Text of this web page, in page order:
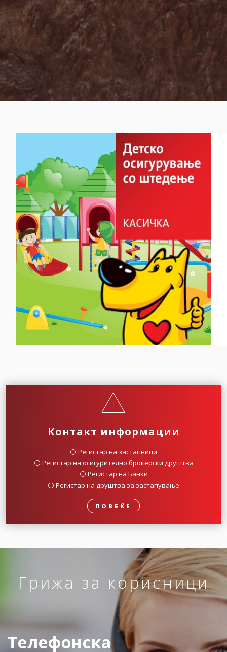
Контакт информации
⚪️ Регистар на застапници
⚪️ Регистар на осигурително брокерски друштва
⚪️ Регистар на Банки
⚪️ Регистар на друштва за застапување
ПОВЕЌЕ
Грижа за корисници
Телефонска